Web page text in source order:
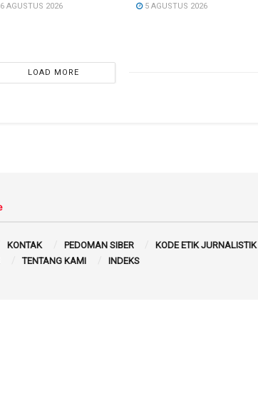
AGUSTUS 2026 5 AGUSTUS 2026
LOAD MORE
KONTAK PEDOMAN SIBER
KODE ETIK JURNALISTIK
TENTANG KAMI INDEKS